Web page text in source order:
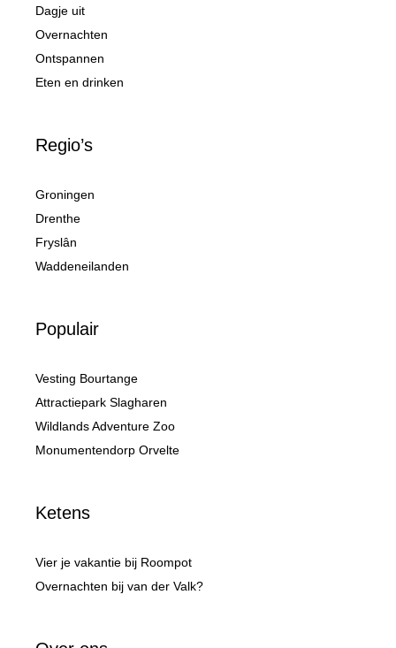
Dagje uit
Overnachten
Ontspannen
Eten en drinken
Regio’s
Groningen
Drenthe
Fryslân
Waddeneilanden
Populair
Vesting Bourtange
Attractiepark Slagharen
Wildlands Adventure Zoo
Monumentendorp Orvelte
Ketens
Vier je vakantie bij Roompot
Overnachten bij van der Valk?